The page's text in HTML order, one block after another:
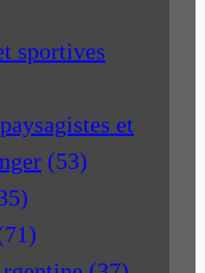
sportives
et
(53)